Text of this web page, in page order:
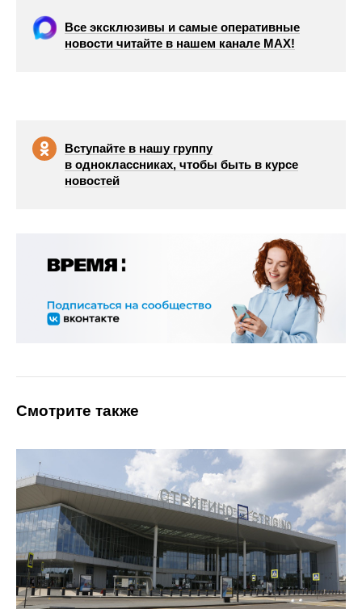
Все эксклюзивы и самые оперативные
новости читайте в нашем канале МАХ!
Вступайте в нашу группу
в одноклассниках, чтобы быть в курсе
новостей
Смотрите также